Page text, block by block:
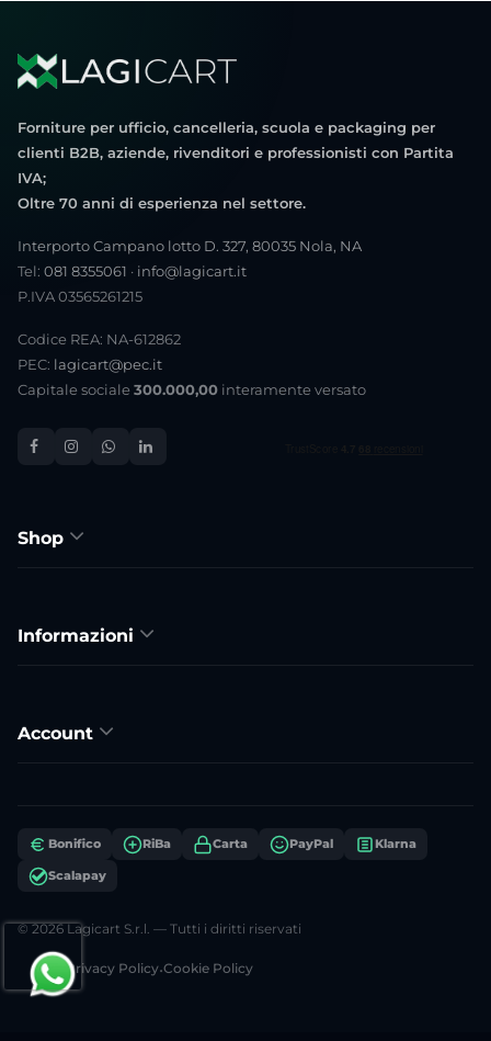
Forniture per ufficio, cancelleria, scuola e packaging per
clienti B2B, aziende, rivenditori e professionisti con Partita
IVA;
Oltre 70 anni di esperienza nel settore.
Interporto Campano lotto D. 327, 80035 Nola, NA
Tel: 081 8355061 · info@lagicart.it
P.IVA 03565261215
Codice REA: NA-612862
PEC: lagicart@pec.it
Capitale sociale 300.000,00 interamente versato
Shop
Informazioni
Account
Bonifico RiBa Carta PayPal Klarna
Scalapay
© 2026 Lagicart S.r.l. — Tutti i diritti riservati
Privacy Policy•Cookie Policy